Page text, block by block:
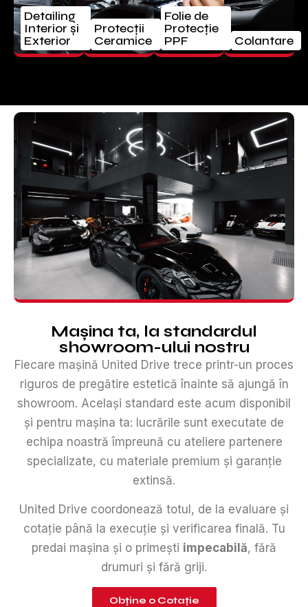
Detailing
Interior și
Exterior
Protecții
Ceramice
Folie de
Protecție
PPF
Colantare
Mașina ta, la standardul
showroom-ului nostru
Fiecare mașină United Drive trece printr-un proces
riguros de pregătire estetică înainte să ajungă în
showroom. Același standard este acum disponibil
și pentru mașina ta: lucrările sunt executate de
echipa noastră împreună cu ateliere partenere
specializate, cu materiale premium și garanție
extinsă.
United Drive coordonează totul, de la evaluare și
cotație până la execuție și verificarea finală. Tu
predai mașina și o primești impecabilă, fără
drumuri și fără griji.
Obține o Cotație